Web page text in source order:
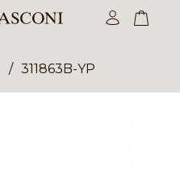
311863B-YP